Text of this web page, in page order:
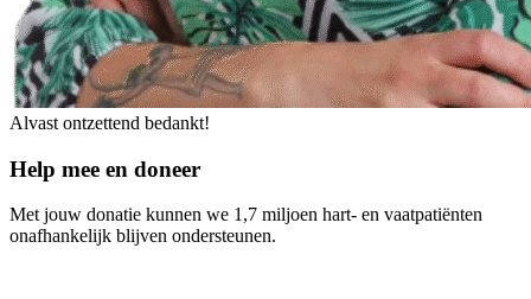
Alvast ontzettend bedankt!
Help mee en doneer
Met jouw donatie kunnen we 1,7 miljoen hart- en vaatpatiënten
onafhankelijk blijven ondersteunen.